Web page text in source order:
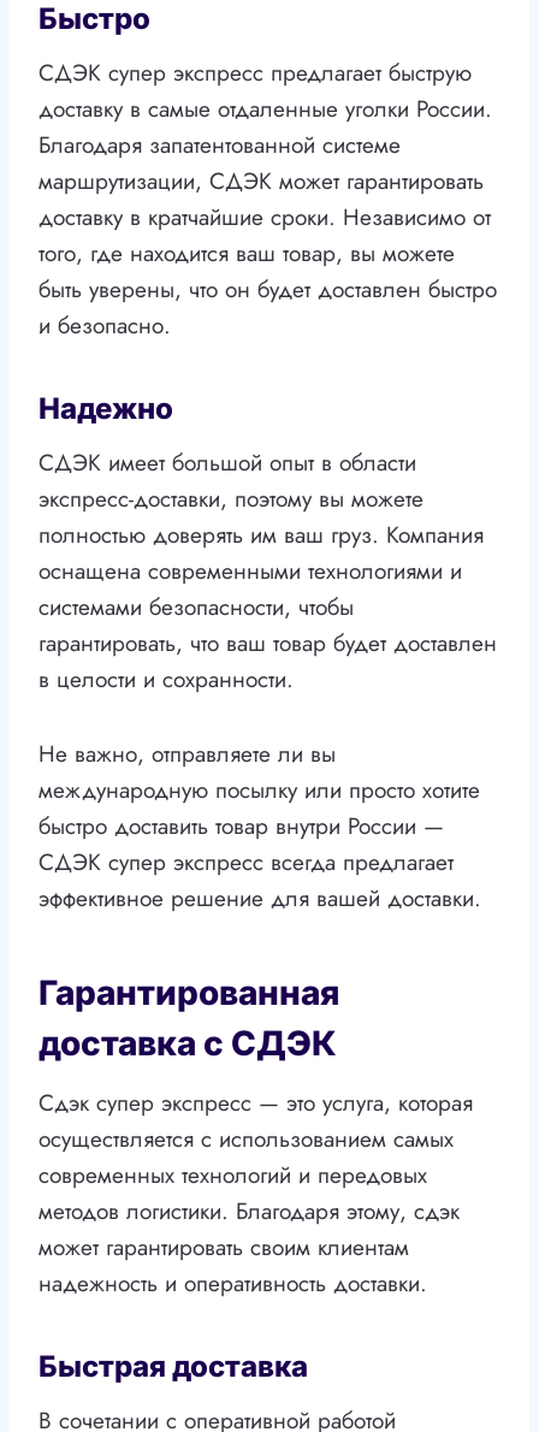
Быстро
СДЭК супер экспресс предлагает быструю
доставку в самые отдаленные уголки России.
Благодаря запатентованной системе
маршрутизации, СДЭК может гарантировать
доставку в кратчайшие сроки. Независимо от
того, где находится ваш товар, вы можете
быть уверены, что он будет доставлен быстро
и безопасно.
Надежно
СДЭК имеет большой опыт в области
экспресс-доставки, поэтому вы можете
полностью доверять им ваш груз. Компания
оснащена современными технологиями и
системами безопасности, чтобы
гарантировать, что ваш товар будет доставлен
в целости и сохранности.
Не важно, отправляете ли вы
международную посылку или просто хотите
быстро доставить товар внутри России —
СДЭК супер экспресс всегда предлагает
эффективное решение для вашей доставки.
Гарантированная
доставка с СДЭК
Сдэк супер экспресс — это услуга, которая
осуществляется с использованием самых
современных технологий и передовых
методов логистики. Благодаря этому, сдэк
может гарантировать своим клиентам
надежность и оперативность доставки.
Быстрая доставка
В сочетании с оперативной работой